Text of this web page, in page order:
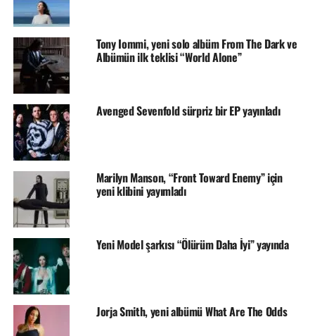
Tony Iommi, yeni solo albüm From The Dark ve
Albümün ilk teklisi “World Alone”
Avenged Sevenfold sürpriz bir EP yayınladı
Marilyn Manson, “Front Toward Enemy” için
yeni klibini yayımladı
Yeni Model şarkısı “Ölürüm Daha İyi” yayında
Jorja Smith, yeni albümü What Are The Odds